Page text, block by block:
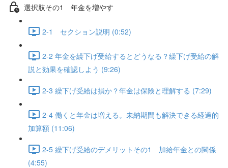
選択肢その1 年金を増やす
2-1 セクション説明 (0:52)
2-2 年金を繰下げ受給するとどうなる？繰下げ受給の解
説と効果を確認しよう (9:26)
2-3 繰下げ受給は損か？年金は保険と理解する (7:29)
2-4 働くと年金は増える。未納期間も解決できる経過的
加算額 (11:06)
2-5 繰下げ受給のデメリットその1 加給年金との関係
(4:55)